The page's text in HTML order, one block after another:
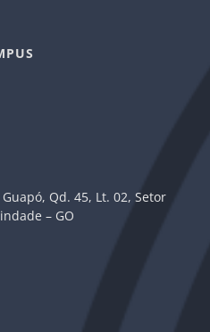
Qd. 45, Lt. 02, Setor
– GO